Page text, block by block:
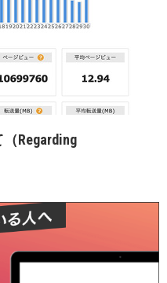
Regarding